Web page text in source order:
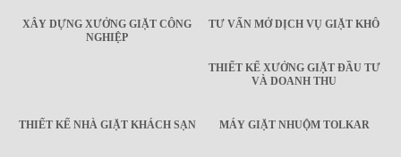
XÂY DỰNG XƯỞNG GIẶT CÔNG
NGHIỆP
TƯ VẤN MỞ DỊCH VỤ GIẶT KHÔ
THIẾT KẾ XƯỞNG GIẶT ĐẦU TƯ
VÀ DOANH THU
THIẾT KẾ NHÀ GIẶT KHÁCH SẠN MÁY GIẶT NHUỘM TOLKAR